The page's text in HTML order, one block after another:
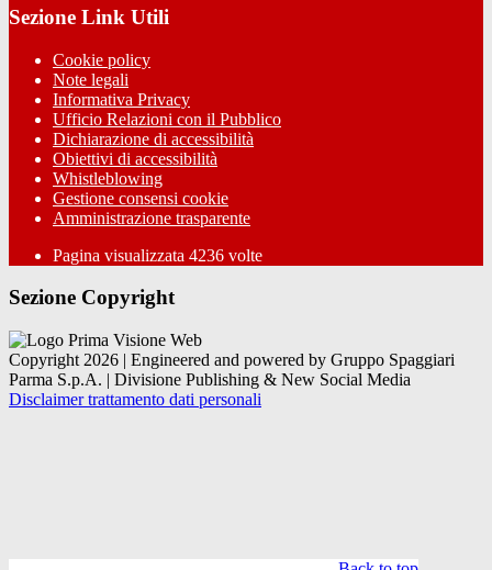
Sezione Link Utili
Cookie policy
Note legali
Informativa Privacy
Ufficio Relazioni con il Pubblico
Dichiarazione di accessibilità
Obiettivi di accessibilità
Whistleblowing
Gestione consensi cookie
Amministrazione trasparente
Pagina visualizzata 4236 volte
Sezione Copyright
Copyright 2026 | Engineered and powered by Gruppo Spaggiari
Parma S.p.A. | Divisione Publishing & New Social Media
Disclaimer trattamento dati personali